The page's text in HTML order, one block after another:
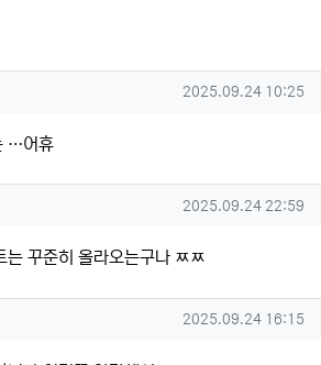
작성일
2025.09.24 10:25
…어휴
의 댓글 작성일
2025.09.24 22:59
는 꾸준히 올라오는구나 ㅉㅉ
작성일
2025.09.24 16:15